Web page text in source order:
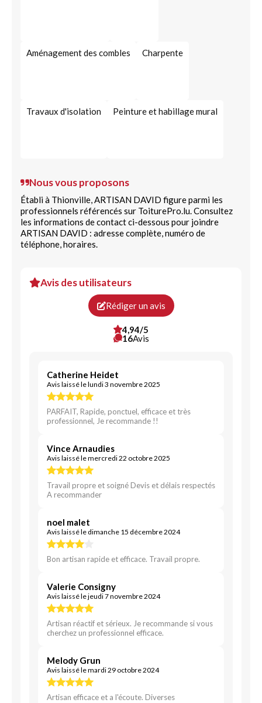
Aménagement des combles Charpente
Travaux d'isolation Peinture et habillage mural
Nous vous proposons
Établi à Thionville, ARTISAN DAVID figure parmi les
professionnels référencés sur ToiturePro.lu. Consultez
les informations de contact ci-dessous pour joindre
ARTISAN DAVID : adresse complète, numéro de
téléphone, horaires.
Avis des utilisateurs
Rédiger un avis
4,94/5
16Avis
Catherine Heidet
Avis laissé le lundi 3 novembre 2025
PARFAIT, Rapide, ponctuel, efficace et très
professionnel, Je recommande !!
Vince Arnaudies
Avis laissé le mercredi 22 octobre 2025
Travail propre et soigné Devis et délais respectés
A recommander
noel malet
Avis laissé le dimanche 15 décembre 2024
Bon artisan rapide et efficace. Travail propre.
Valerie Consigny
Avis laissé le jeudi 7 novembre 2024
Artisan réactif et sérieux. Je recommande si vous
cherchez un professionnel efficace.
Melody Grun
Avis laissé le mardi 29 octobre 2024
Artisan efficace et a l'écoute. Diverses